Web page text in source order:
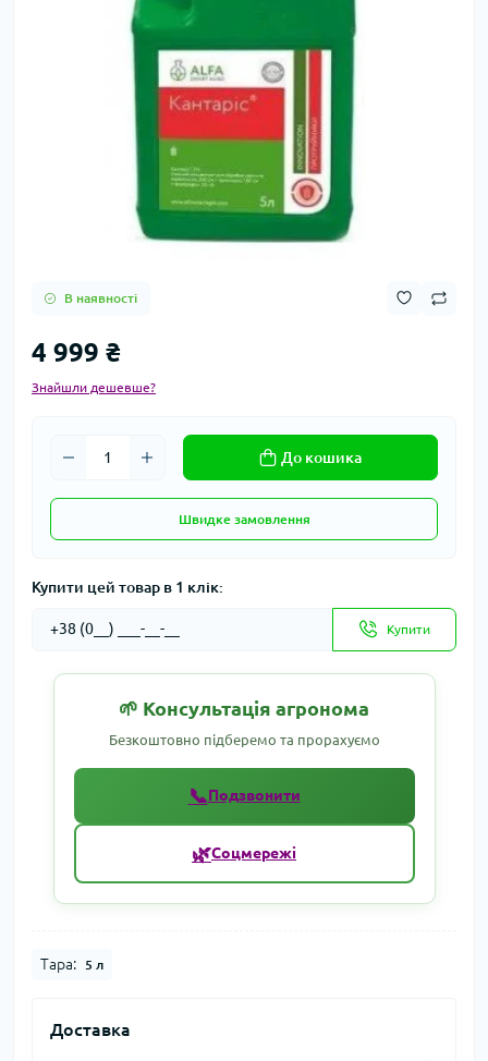
В наявності
4 999 ₴
Знайшли дешевше?
До кошика
Швидке замовлення
Купити цей товар в 1 клік:
Купити
🌱 Консультація агронома
Безкоштовно підберемо та прорахуємо
📞Подзвонити
🌿Соцмережі
Тара: 5 л
Доставка